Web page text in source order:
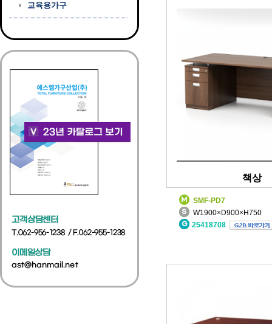
교육용가구
책상
SMF-PD7
W1900×D900×H750
25418708